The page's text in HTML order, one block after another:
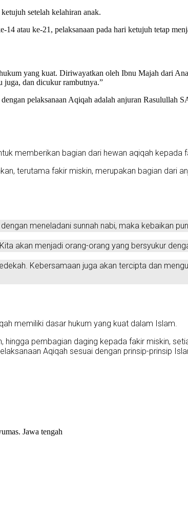
setelah kelahiran anak.
atau ke-21, pelaksanaan pada hari ketujuh tetap
yang kuat. Diriwayatkan oleh Ibnu Majah dari
juga, dan dicukur rambutnya.”
pelaksanaan Aqiqah adalah anjuran Rasulullah
memberikan bagian dari hewan aqiqah kepada
terutama fakir miskin, merupakan bagian dari
meneladani sunnah nabi, maka kebaikan
akan menjadi orang-orang yang bersyukur
Kebersamaan juga akan tercipta dan
memiliki dasar hukum yang kuat dalam Islam.
pembagian daging kepada fakir miskin,
Aqiqah sesuai dengan prinsip-prinsip
Jawa tengah